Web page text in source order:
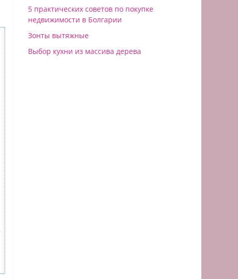
5 практических советов по покупке
недвижимости в Болгарии
Зонты вытяжные
Выбор кухни из массива дерева